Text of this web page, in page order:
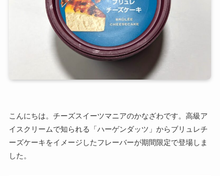
こんにちは。チーズスイーツマニアのかなざわです。高級ア
イスクリームで知られる「ハーゲンダッツ」からブリュレチ
ーズケーキをイメージしたフレーバーが期間限定で登場しま
した。